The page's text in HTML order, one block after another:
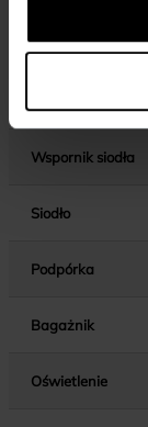
Chwyty
Wspornik siodła
Siodło
Podpórka
Bagażnik
Oświetlenie